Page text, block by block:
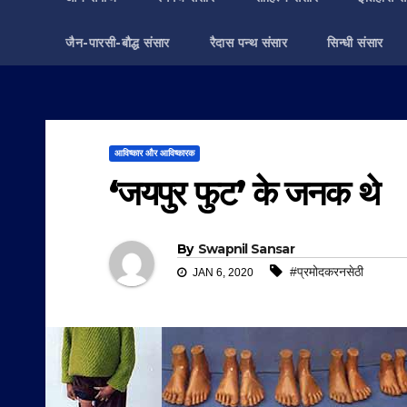
जैन-पारसी-बौद्ध संसार रैदास पन्थ संसार सिन्धी संसार
आविष्कार और आविष्कारक
‘जयपुर फुट’ के जनक थे
By Swapnil Sansar
JAN 6, 2020 #प्रमोदकरनसेठी